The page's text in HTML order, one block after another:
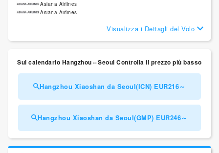
Asiana Airlines
Asiana Airlines
Visualizza i Dettagli del Volo
Sul calendario Hangzhou⇔Seoul Controlla il prezzo più basso
Hangzhou Xiaoshan da Seoul(ICN) EUR216～
Hangzhou Xiaoshan da Seoul(GMP) EUR246～